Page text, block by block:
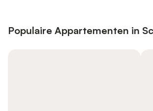
Populaire Appartementen in